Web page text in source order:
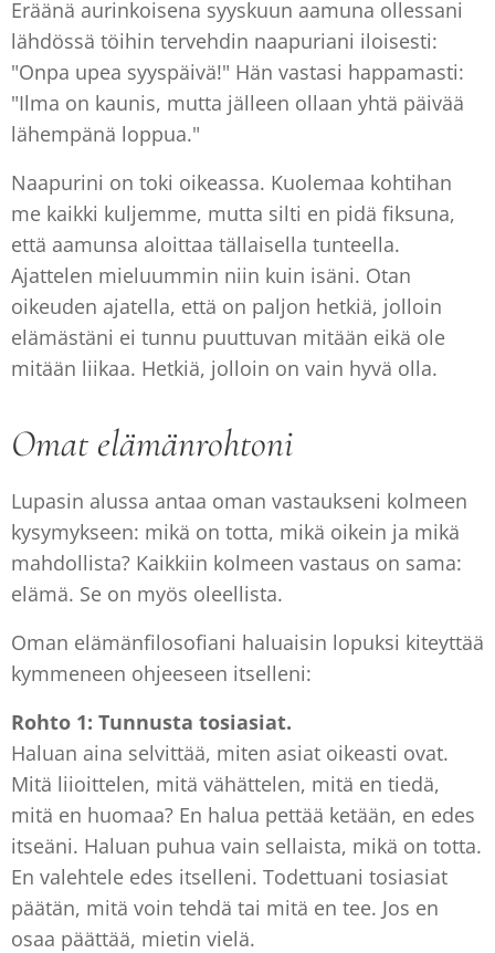
Eräänä aurinkoisena syyskuun aamuna ollessani
lähdössä töihin tervehdin naapuriani iloisesti:
"Onpa upea syyspäivä!" Hän vastasi happamasti:
"Ilma on kaunis, mutta jälleen ollaan yhtä päivää
lähempänä loppua."
Naapurini on toki oikeassa. Kuolemaa kohtihan
me kaikki kuljemme, mutta silti en pidä fiksuna,
että aamunsa aloittaa tällaisella tunteella.
Ajattelen mieluummin niin kuin isäni. Otan
oikeuden ajatella, että on paljon hetkiä, jolloin
elämästäni ei tunnu puuttuvan mitään eikä ole
mitään liikaa. Hetkiä, jolloin on vain hyvä olla.
Omat elämänrohtoni
Lupasin alussa antaa oman vastaukseni kolmeen
kysymykseen: mikä on totta, mikä oikein ja mikä
mahdollista? Kaikkiin kolmeen vastaus on sama:
elämä. Se on myös oleellista.
Oman elämänfilosofiani haluaisin lopuksi kiteyttää
kymmeneen ohjeeseen itselleni:
Rohto 1: Tunnusta tosiasiat.
Haluan aina selvittää, miten asiat oikeasti ovat.
Mitä liioittelen, mitä vähättelen, mitä en tiedä,
mitä en huomaa? En halua pettää ketään, en edes
itseäni. Haluan puhua vain sellaista, mikä on totta.
En valehtele edes itselleni. Todettuani tosiasiat
päätän, mitä voin tehdä tai mitä en tee. Jos en
osaa päättää, mietin vielä.